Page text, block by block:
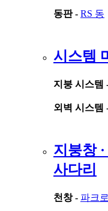
동판 - RS 동
시스템
지붕 시스템
외벽 시스템
지붕창
사다리
천창 - 파크